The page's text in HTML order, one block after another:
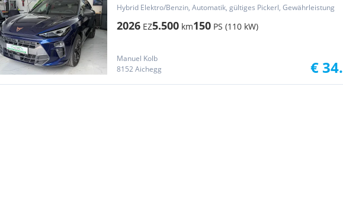
Hybrid Elektro/Benzin, Automatik, gültiges Pickerl, Gewährleistung
2026 EZ5.500 km150 PS (110 kW)
Manuel Kolb
8152 Aichegg
€